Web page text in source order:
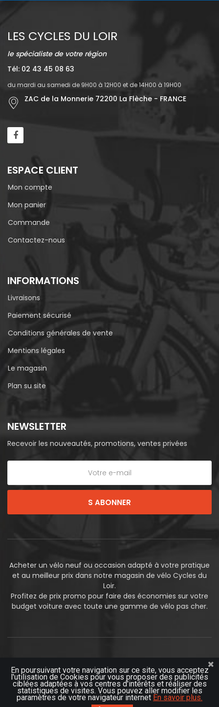
LES CYCLES DU LOIR
le spécialiste de votre région
Tél: 02 43 45 08 63
du mardi au samedi de 9H00 à 12H00 et de 14H00 à 19H00
ZAC de la Monnerie 72200 La Flèche - FRANCE
ESPACE CLIENT
Mon compte
Mon panier
Commande
Contactez-nous
INFORMATIONS
Livraisons
Paiement sécurisé
Conditions générales de vente
Mentions légales
Le magasin
Plan su site
NEWSLETTER
Recevoir les nouveautés, promotions, ventes privées
S ABONNER
Acheter un vélo neuf ou occasion adapté à votre pratique
et au meilleur prix dans notre magasin de vélo Cycles du
Loir.
Profitez de prix promo pour faire des économies sur votre
budget voiture avec toute une gamme de vélo pas cher.
© 2019Futurosoft
En poursuivant votre navigation sur ce site, vous acceptez
l'utilisation de Cookies pour vous proposer des publicités
ciblées adaptées à vos centres d'intérêts et réaliser des
statistiques de visites. Vous pouvez aller modifier les
paramètres de votre navigateur internet En savoir plus.